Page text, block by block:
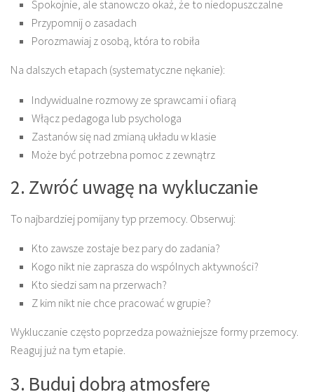
Spokojnie, ale stanowczo okaż, że to niedopuszczalne
Przypomnij o zasadach
Porozmawiaj z osobą, która to robiła
Na dalszych etapach (systematyczne nękanie):
Indywidualne rozmowy ze sprawcami i ofiarą
Włącz pedagoga lub psychologa
Zastanów się nad zmianą układu w klasie
Może być potrzebna pomoc z zewnątrz
2. Zwróć uwagę na wykluczanie
To najbardziej pomijany typ przemocy. Obserwuj:
Kto zawsze zostaje bez pary do zadania?
Kogo nikt nie zaprasza do wspólnych aktywności?
Kto siedzi sam na przerwach?
Z kim nikt nie chce pracować w grupie?
Wykluczanie często poprzedza poważniejsze formy przemocy.
Reaguj już na tym etapie.
3. Buduj dobrą atmosferę